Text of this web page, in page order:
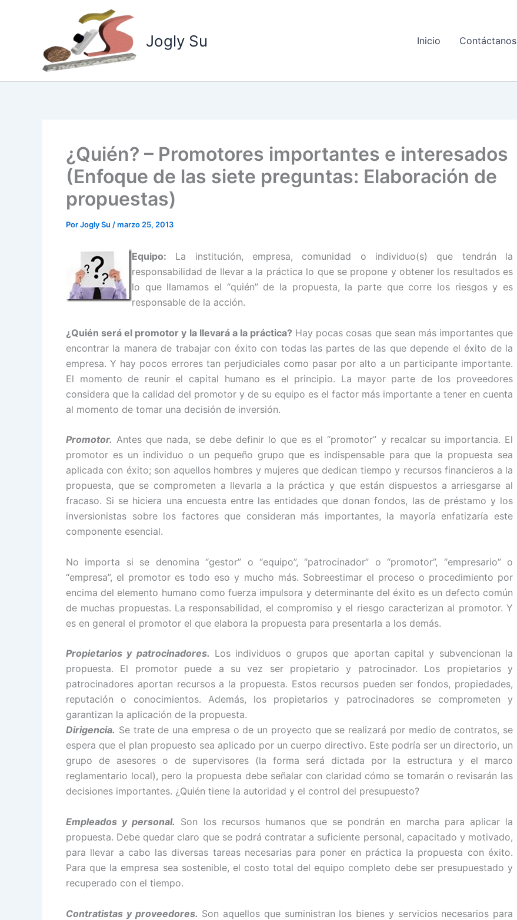
Jogly Su Inicio Contáctanos
¿Quién? – Promotores importantes e interesados
(Enfoque de las siete preguntas: Elaboración de
propuestas)
PorJogly Su /marzo 25, 2013
Equipo: La institución, empresa, comunidad o individuo(s) que tendrán la
responsabilidad de llevar a la práctica lo que se propone y obtener los resultados es
lo que llamamos el “quién” de la propuesta, la parte que corre los riesgos y es
responsable de la acción.
¿Quién será el promotor y la llevará a la práctica? Hay pocas cosas que sean más importantes que
encontrar la manera de trabajar con éxito con todas las partes de las que depende el éxito de la
empresa. Y hay pocos errores tan perjudiciales como pasar por alto a un participante importante.
El momento de reunir el capital humano es el principio. La mayor parte de los proveedores
considera que la calidad del promotor y de su equipo es el factor más importante a tener en cuenta
al momento de tomar una decisión de inversión.
Promotor. Antes que nada, se debe definir lo que es el “promotor” y recalcar su importancia. El
promotor es un individuo o un pequeño grupo que es indispensable para que la propuesta sea
aplicada con éxito; son aquellos hombres y mujeres que dedican tiempo y recursos financieros a la
propuesta, que se comprometen a llevarla a la práctica y que están dispuestos a arriesgarse al
fracaso. Si se hiciera una encuesta entre las entidades que donan fondos, las de préstamo y los
inversionistas sobre los factores que consideran más importantes, la mayoría enfatizaría este
componente esencial.
No importa si se denomina “gestor” o “equipo”, “patrocinador” o “promotor”, “empresario” o
“empresa”, el promotor es todo eso y mucho más. Sobreestimar el proceso o procedimiento por
encima del elemento humano como fuerza impulsora y determinante del éxito es un defecto común
de muchas propuestas. La responsabilidad, el compromiso y el riesgo caracterizan al promotor. Y
es en general el promotor el que elabora la propuesta para presentarla a los demás.
Propietarios y patrocinadores. Los individuos o grupos que aportan capital y subvencionan la
propuesta. El promotor puede a su vez ser propietario y patrocinador. Los propietarios y
patrocinadores aportan recursos a la propuesta. Estos recursos pueden ser fondos, propiedades,
reputación o conocimientos. Además, los propietarios y patrocinadores se comprometen y
garantizan la aplicación de la propuesta.
Dirigencia. Se trate de una empresa o de un proyecto que se realizará por medio de contratos, se
espera que el plan propuesto sea aplicado por un cuerpo directivo. Este podría ser un directorio, un
grupo de asesores o de supervisores (la forma será dictada por la estructura y el marco
reglamentario local), pero la propuesta debe señalar con claridad cómo se tomarán o revisarán las
decisiones importantes. ¿Quién tiene la autoridad y el control del presupuesto?
Empleados y personal. Son los recursos humanos que se pondrán en marcha para aplicar la
propuesta. Debe quedar claro que se podrá contratar a suficiente personal, capacitado y motivado,
para llevar a cabo las diversas tareas necesarias para poner en práctica la propuesta con éxito.
Para que la empresa sea sostenible, el costo total del equipo completo debe ser presupuestado y
recuperado con el tiempo.
Contratistas y proveedores. Son aquellos que suministran los bienes y servicios necesarios para